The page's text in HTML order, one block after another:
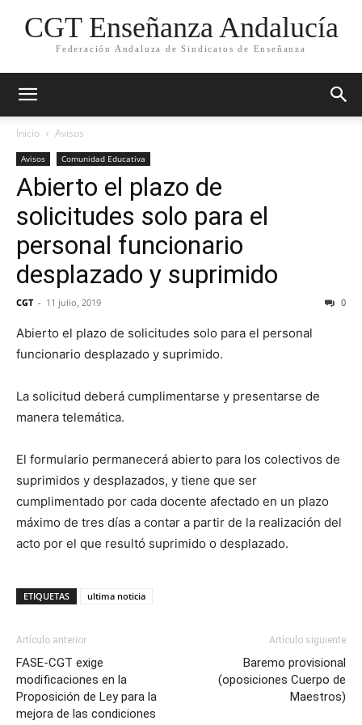
CGT Enseñanza Andalucía
Federación Andaluza de Sindicatos de Enseñanza
Inicio Avisos
Avisos Comunidad Educativa
Abierto el plazo de
solicitudes solo para el
personal funcionario
desplazado y suprimido
CGT - 11 julio, 2019 0
Abierto el plazo de solicitudes solo para el personal
funcionario desplazado y suprimido.
La solicitud deberá cumplimentarse y presentarse de
manera telemática.
El formulario permanecerá abierto para los colectivos de
suprimidos y desplazados, y tiene que ser
cumplimentado por cada docente afectado en un plazo
máximo de tres días a contar a partir de la realización del
acto por el que resultó suprimido o desplazado.
ETIQUETAS ultima noticia
Artículo anterior
FASE-CGT exige
modificaciones en la
Proposición de Ley para la
mejora de las condiciones
Artículo siguiente
Baremo provisional
(oposiciones Cuerpo de
Maestros)